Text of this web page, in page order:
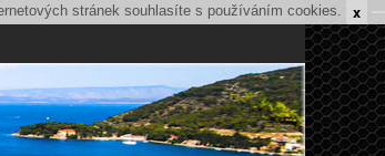
stránek souhlasíte s používáním cookies. x